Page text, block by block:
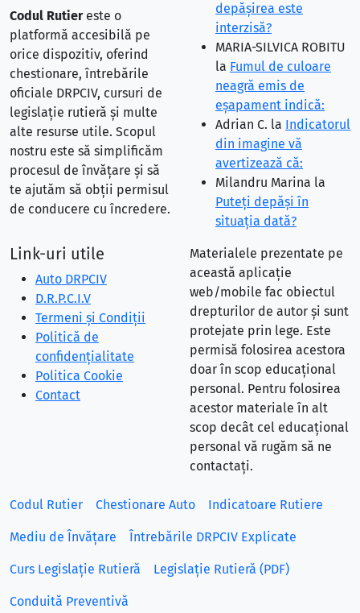
Codul Rutiereste o
platformă accesibilă pe
orice dispozitiv, oferind
chestionare, întrebările
oficiale DRPCIV, cursuri de
legislație rutieră și multe
alte resurse utile. Scopul
nostru este să simplificăm
procesul de învățare și să
te ajutăm să obții permisul
de conducere cu încredere.
depăşirea este
interzisă?
MARIA-SILVICA ROBITU
la Fumul de culoare
neagră emis de
eşapament indică:
Adrian C. la Indicatorul
din imagine vă
avertizează că:
Milandru Marina la
Puteţi depăşi în
situaţia dată?
Link-uri utile
Auto DRPCIV
D.R.P.C.I.V
Termeni și Condiții
Politică de
confidențialitate
Politica Cookie
Contact
Materialele prezentate pe
această aplicație
web/mobile fac obiectul
drepturilor de autor și sunt
protejate prin lege. Este
permisă folosirea acestora
doar în scop educațional
personal. Pentru folosirea
acestor materiale în alt
scop decât cel educațional
personal vă rugăm să ne
contactați.
Codul Rutier Chestionare Auto Indicatoare Rutiere
Mediu de Învățare Întrebările DRPCIV Explicate
Curs Legislație Rutieră Legislație Rutieră (PDF)
Conduită Preventivă